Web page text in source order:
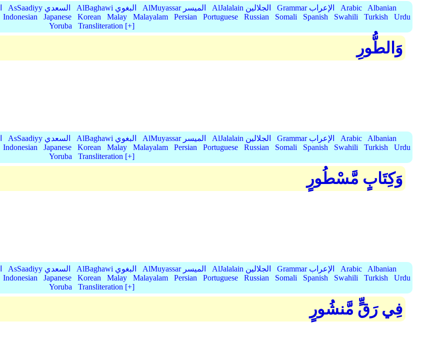
AsSaadiyy السعدي AlBaghawi البغوي AlMuyassar الميسر AlJalalain الجلالين Grammar الإعراب Arabic
Albanian
Indonesian Japanese Korean Malay Malayalam Persian Portuguese Russian Somali Spanish Swahili Turkish
Urdu
Yoruba
Transliteration [+]
وَالطُّورِ
AsSaadiyy السعدي AlBaghawi البغوي AlMuyassar الميسر AlJalalain الجلالين Grammar الإعراب Arabic
Albanian
Indonesian Japanese Korean Malay Malayalam Persian Portuguese Russian Somali Spanish Swahili Turkish
Urdu
Yoruba
Transliteration [+]
وَكِتَابٍ مَّسْطُورٍ
AsSaadiyy السعدي AlBaghawi البغوي AlMuyassar الميسر AlJalalain الجلالين Grammar الإعراب Arabic
Albanian
Indonesian Japanese Korean Malay Malayalam Persian Portuguese Russian Somali Spanish Swahili Turkish
Urdu
Yoruba
Transliteration [+]
فِي رَقٍّ مَّنشُورٍ